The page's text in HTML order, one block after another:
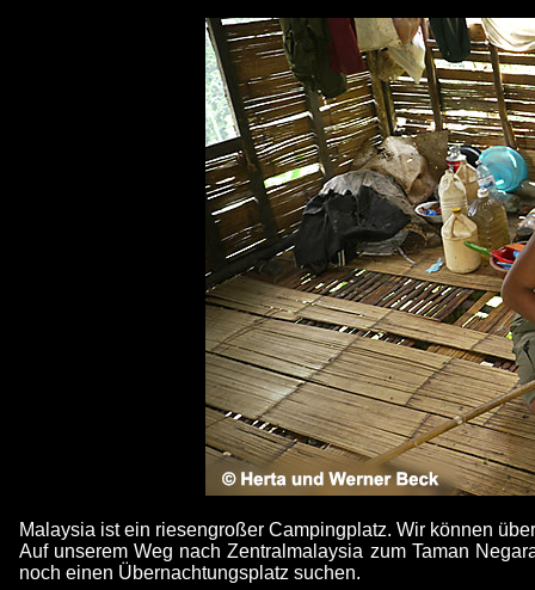
Malaysia ist ein riesengroßer Campingplatz. Wir können
Auf unserem Weg nach Zentralmalaysia zum Taman
noch einen Übernachtungsplatz suchen.